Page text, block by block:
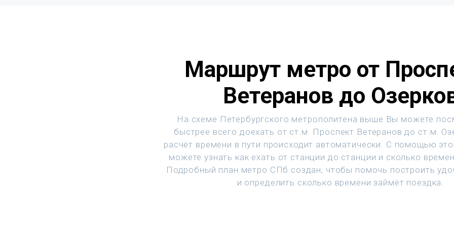
Маршрут метро от
Ветеранов до
На схеме Петербургского метрополитена выше Вы можете
быстрее всего доехать от ст.м. Проспект Ветеранов до ст.м.
расчёт времени в пути происходит автоматически. С помощью
можете узнать как ехать от станции до станции и сколько
Подробный план метро СПб создан, чтобы помочь построить
и определить сколько времени займёт поездка.